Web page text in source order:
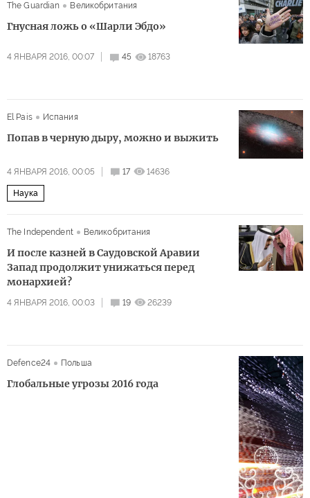
The Guardian Великобритания
Гнусная ложь о «Шарли Эбдо»
4 ЯНВАРЯ 2016, 00:07 45 18763
El Pais Испания
Попав в черную дыру, можно и выжить
4 ЯНВАРЯ 2016, 00:05 17 14636
Наука
The Independent Великобритания
И после казней в Саудовской Аравии
Запад продолжит унижаться перед
монархией?
4 ЯНВАРЯ 2016, 00:03 19 26239
Defence24 Польша
Глобальные угрозы 2016 года